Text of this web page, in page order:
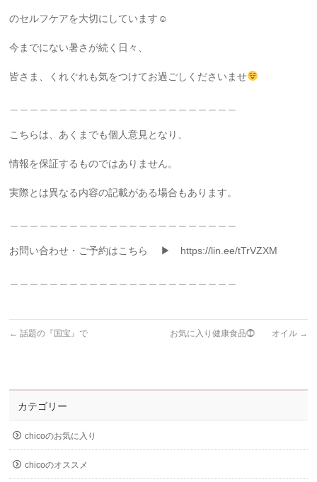
のセルフケアを大切にしています☺
今までにない暑さが続く日々、
皆さま、くれぐれも気をつけてお過ごしくださいませ
こちらは、あくまでも個人意見となり、
情報を保証するものではありません。
実際とは異なる内容の記載がある場合もあります。
お問い合わせ・ご予約はこちら ▶ https://lin.ee/tTrVZXM
← 話題の『国宝』で お気に入り健康食品⓵ オイル →
カテゴリー
chicoのお気に入り
chicoのオススメ